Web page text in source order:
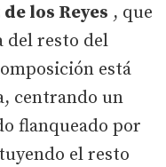
los Reyes , que
del resto del
está
centrando un
flanqueado por
el resto